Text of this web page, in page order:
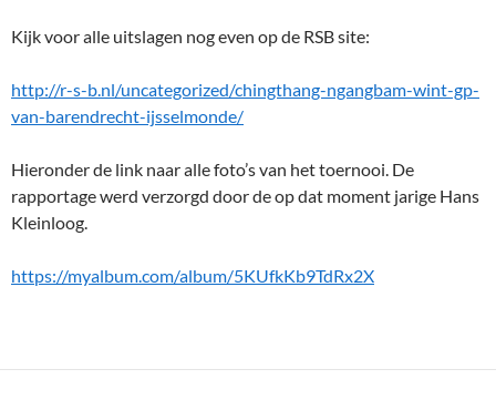
Kijk voor alle uitslagen nog even op de RSB site:
http://r-s-b.nl/uncategorized/chingthang-ngangbam-wint-gp-
van-barendrecht-ijsselmonde/
Hieronder de link naar alle foto’s van het toernooi. De
rapportage werd verzorgd door de op dat moment jarige Hans
Kleinloog.
https://myalbum.com/album/5KUfkKb9TdRx2X